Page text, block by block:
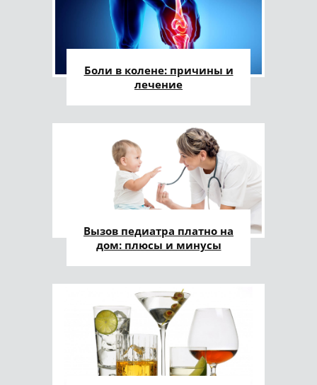
Боли в колене: причины и
лечение
Вызов педиатра платно на
дом: плюсы и минусы